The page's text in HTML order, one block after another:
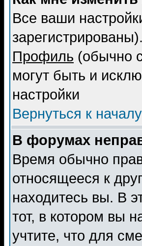
Все ваши
Профиль (обычно
могут быть и
настройки
Вернуться к началу
В форумах
Время обычно
относящееся к
находитесь вы. В
тот, в котором вы
учтите, что для